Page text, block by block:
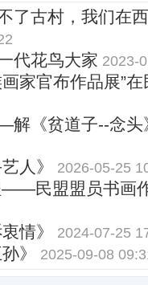
了古村，我们在
代花鸟大家 2023-
家官布作品展”在
《贫道子--念头
人》 2026-05-25
——民盟盟员书画
情》 2024-07-25
》 2025-09-08